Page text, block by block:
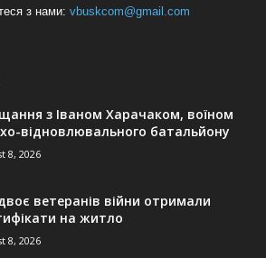
з нами: vbuskcom@gmail.com
з Іваном Харачаком, воїном
відновлювального батальйону
8, 2026
ветеранів війни отримали
на житло
8, 2026